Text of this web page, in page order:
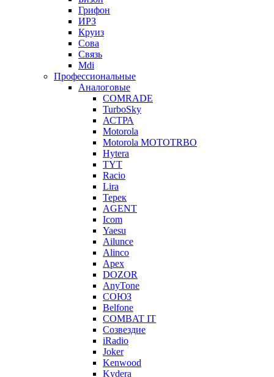
Грифон
ИРЗ
Круиз
Сова
Связь
Mdi
Профессиональные
Аналоговые
COMRADE
TurboSky
АСТРА
Motorola
Motorola MOTOTRBO
Hytera
TYT
Racio
Lira
Терек
AGENT
Icom
Yaesu
Ailunce
Alinco
Apex
DOZOR
AnyTone
СОЮЗ
Belfone
COMBAT IT
Созвездие
iRadio
Joker
Kenwood
Kydera